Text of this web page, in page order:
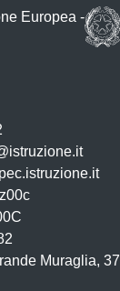
Muraglia, 37